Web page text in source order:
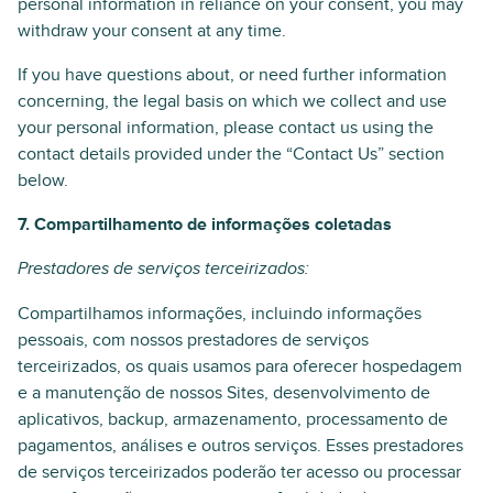
personal information in reliance on your consent, you may
withdraw your consent at any time.
If you have questions about, or need further information
concerning, the legal basis on which we collect and use
your personal information, please contact us using the
contact details provided under the “Contact Us” section
below.
7. Compartilhamento de informações coletadas
Prestadores de serviços terceirizados:
Compartilhamos informações, incluindo informações
pessoais, com nossos prestadores de serviços
terceirizados, os quais usamos para oferecer hospedagem
e a manutenção de nossos Sites, desenvolvimento de
aplicativos, backup, armazenamento, processamento de
pagamentos, análises e outros serviços. Esses prestadores
de serviços terceirizados poderão ter acesso ou processar